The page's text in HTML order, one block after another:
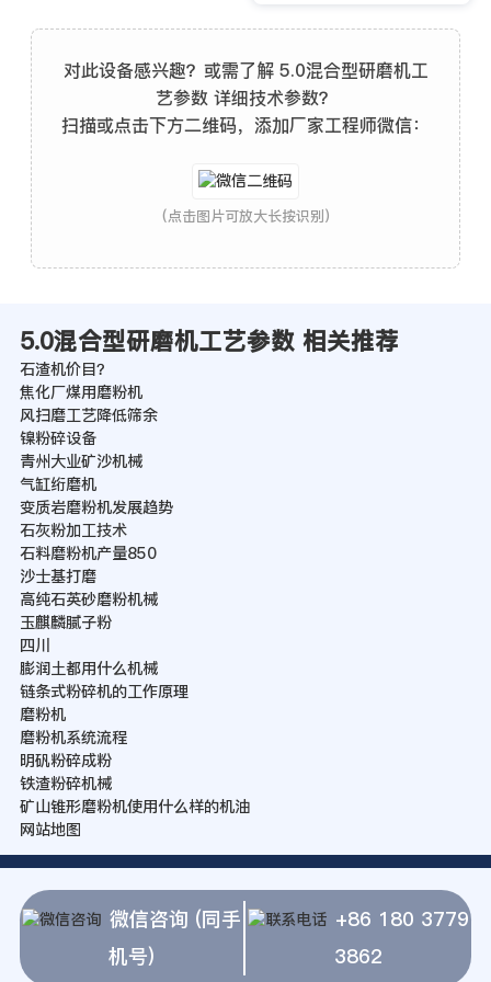
对此设备感兴趣？或需了解 5.0混合型研磨机工
艺参数 详细技术参数？
扫描或点击下方二维码，添加厂家工程师微信：
(点击图片可放大长按识别)
5.0混合型研磨机工艺参数 相关推荐
石渣机价目？
焦化厂煤用磨粉机
风扫磨工艺降低筛余
镍粉碎设备
青州大业矿沙机械
气缸绗磨机
变质岩磨粉机发展趋势
石灰粉加工技术
石料磨粉机产量850
沙士基打磨
高纯石英砂磨粉机械
玉麒麟腻子粉
四川
膨润土都用什么机械
链条式粉碎机的工作原理
磨粉机
磨粉机系统流程
明矾粉碎成粉
铁渣粉碎机械
矿山锥形磨粉机使用什么样的机油
网站地图
微信咨询 (同手
机号)
+86 180 3779
3862